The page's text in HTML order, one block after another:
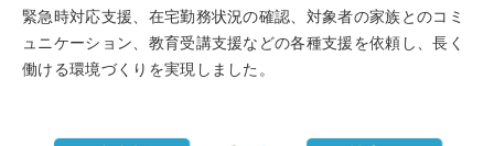
緊急時対応支援、在宅勤務状況の確認、対象者の家族とのコミ
ュニケーション、教育受講支援などの各種支援を依頼し、長く
働ける環境づくりを実現しました。